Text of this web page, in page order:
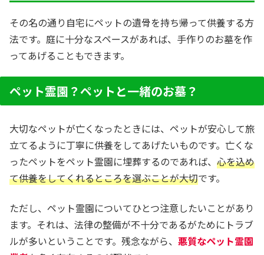
その名の通り自宅にペットの遺骨を持ち帰って供養する方
法です。庭に十分なスペースがあれば、手作りのお墓を作
ってあげることもできます。
ペット霊園？ペットと一緒のお墓？
大切なペットが亡くなったときには、ペットが安心して旅
立てるように丁寧に供養をしてあげたいものです。亡くな
ったペットをペット霊園に埋葬するのであれば、 心を込め
て供養をしてくれるところを選ぶことが大切です。
ただし、ペット霊園についてひとつ注意したいことがあり
ます。それは、法律の整備が不十分であるがためにトラブ
ルが多いということです。残念ながら、 悪質なペット霊園